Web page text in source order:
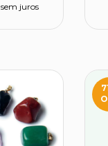
sem juros